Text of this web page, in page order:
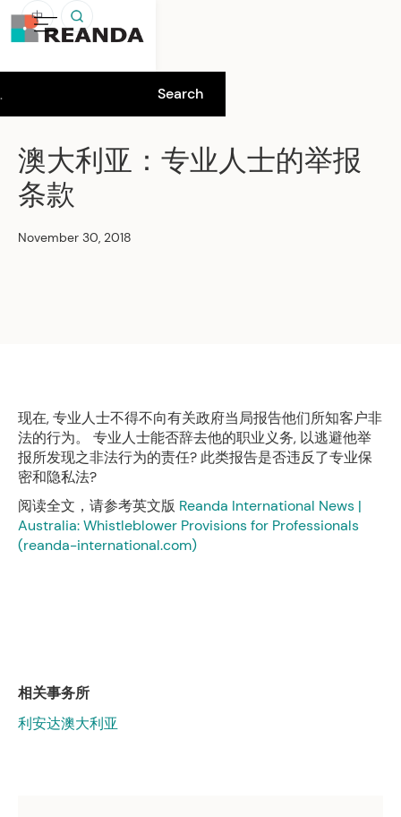
中
澳大利亚：专业人士的举报
条款
November 30, 2018
现在, 专业人士不得不向有关政府当局报告他们所知客户非
法的行为。 专业人士能否辞去他的职业义务, 以逃避他举
报所发现之非法行为的责任? 此类报告是否违反了专业保
密和隐私法?
阅读全文，请参考英文版 Reanda International News |
Australia: Whistleblower Provisions for Professionals
(reanda-international.com)
相关事务所
利安达澳大利亚